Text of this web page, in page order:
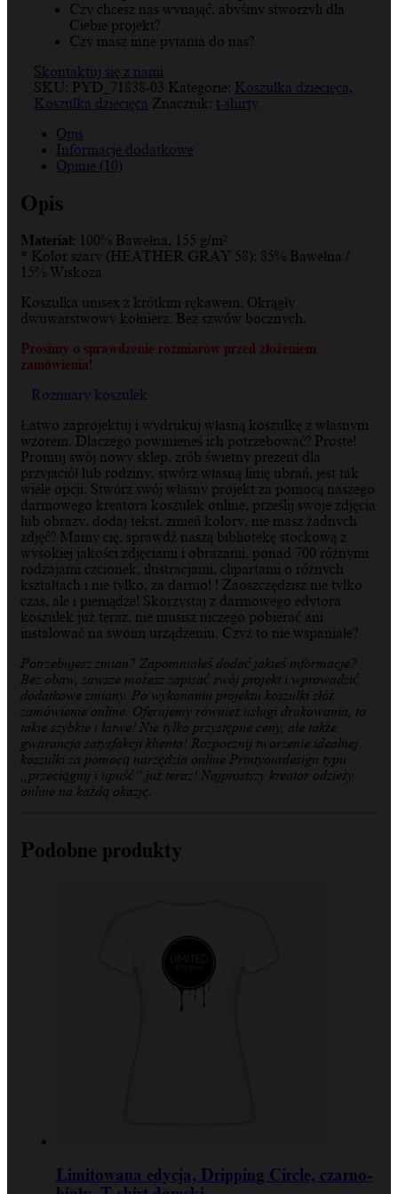
Czy chcesz nas wynająć, abyśmy stworzyli dla
Ciebie projekt?
Czy masz inne pytania do nas?
Skontaktuj się z nami
SKU: PYD_71838-03 Kategorie: Koszulka dziecięca,
Koszulka dziecięca Znacznik: t-shirty
Opis
Informacje dodatkowe
Opinie (10)
Opis
Materiał: 100% Bawełna, 155 g/m²
* Kolor szary (HEATHER GRAY 58): 85% Bawełna /
15% Wiskoza
Koszulka unisex z krótkim rękawem. Okrągły
dwuwarstwowy kołnierz. Bez szwów bocznych.
Prosimy o sprawdzenie rozmiarów przed złożeniem
zamówienia!
Rozmiary koszulek
Łatwo zaprojektuj i wydrukuj własną koszulkę z własnym
wzorem. Dlaczego powinieneś ich potrzebować? Proste!
Promuj swój nowy sklep, zrób świetny prezent dla
przyjaciół lub rodziny, stwórz własną linię ubrań, jest tak
wiele opcji. Stwórz swój własny projekt za pomocą naszego
darmowego kreatora koszulek online, prześlij swoje zdjęcia
lub obrazy, dodaj tekst, zmień kolory, nie masz żadnych
zdjęć? Mamy cię, sprawdź naszą bibliotekę stockową z
wysokiej jakości zdjęciami i obrazami, ponad 700 różnymi
rodzajami czcionek, ilustracjami, clipartami o różnych
kształtach i nie tylko, za darmo! ! Zaoszczędzisz nie tylko
czas, ale i pieniądze! Skorzystaj z darmowego edytora
koszulek już teraz, nie musisz niczego pobierać ani
instalować na swoim urządzeniu. Czyż to nie wspaniałe?
Potrzebujesz zmian? Zapomniałeś dodać jakieś informacje?
Bez obaw, zawsze możesz zapisać swój projekt i wprowadzić
dodatkowe zmiany. Po wykonaniu projektu koszulki złóż
zamówienie online. Oferujemy również usługi drukowania, to
takie szybkie i łatwe! Nie tylko przystępne ceny, ale także
gwarancja satysfakcji klienta! Rozpocznij tworzenie idealnej
koszulki za pomocą narzędzia online Printyourdesign typu
„przeciągnij i upuść” już teraz! Najprostszy kreator odzieży
online na każdą okazję.
Podobne produkty
Limitowana edycja, Dripping Circle, czarno-